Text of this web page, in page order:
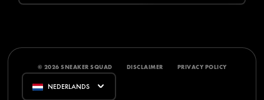
© 2026 SNEAKER SQUAD DISCLAIMER PRIVACY POLICY
NEDERLANDS